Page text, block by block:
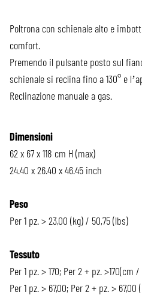
Poltrona con schienale alto e
comfort.
Premendo il pulsante posto sul
schienale si reclina fino a 130° e
Reclinazione manuale a gas.
Dimensioni
62 x 67 x 118 cm H (max)
24.40 x 26.40 x 46.45 inch
Peso
Per 1 pz. > 23,00 (kg) / 50,75 (lbs)
Tessuto
Per 1 pz. > 170; Per 2 + pz. >170(cm /
Per 1 pz. > 67,00; Per 2 + pz. >